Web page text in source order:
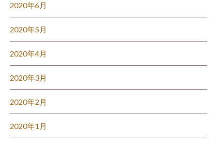
2020年6月
2020年5月
2020年4月
2020年3月
2020年2月
2020年1月